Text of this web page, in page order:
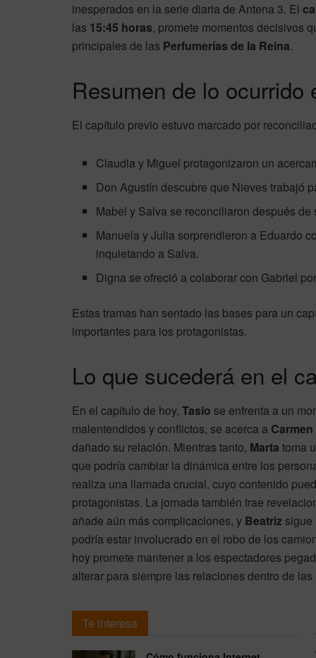
inesperados en la serie diaria de Antena 3. El
las 15:45 horas, promete momentos decisivos
principales de las Perfumerías de la Reina.
Resumen de lo
El capítulo previo estuvo marcado por
Claudia y Miguel protagonizaron un
Don Agustín descubre que Nieves trabajó
Mabel y Salva se reconciliaron después de
Manuela y Julia sorprendieron a Eduardo
inquietando a Salva.
Digna se ofreció a colaborar con Gabriel
Estas tramas han sentado las bases para un
importantes para los protagonistas.
Lo que sucederá en el
En el capítulo de hoy, Tasio se enfrenta a un
malentendidos y conflictos, se acerca a Carmen
dañado su relación. Mientras tanto, Marta toma
que podría cambiar la dinámica entre los
realiza una llamada crucial, cuyo contenido
protagonistas. La jornada también trae
añade aún más complicaciones, y Beatriz sigue
podría estar involucrado en el robo de los
hoy promete mantener a los espectadores
alterar para siempre las relaciones dentro de
Te interesa